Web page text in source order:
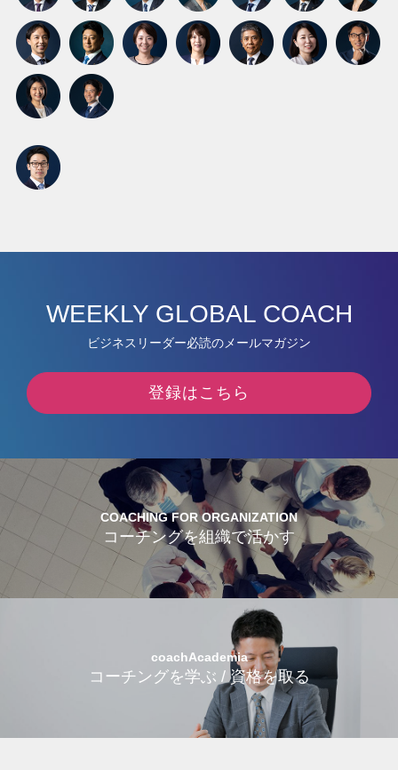
WEEKLY GLOBAL COACH
ビジネスリーダー必読のメールマガジン
登録はこちら
COACHING FOR ORGANIZATION
コーチングを組織で活かす
coachAcademia
コーチングを学ぶ / 資格を取る